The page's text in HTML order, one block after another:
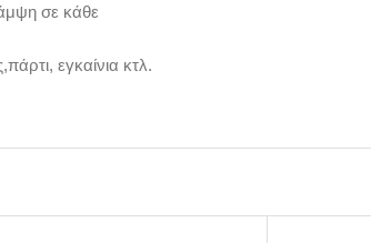
σε κάθε
εγκαίνια κτλ.